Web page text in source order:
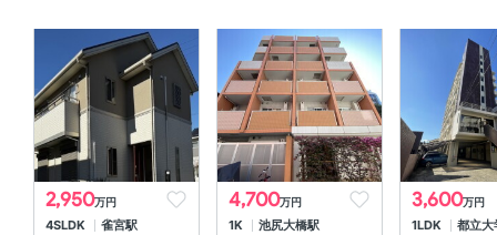
敷地内駐車場
駐輪場 有り 詳細要確認
バイク置場 有り
分譲会社
施工会社
2,950万円
4SLDK 雀宮駅
4,700万円
1K 池尻大橋駅
3,600万円
1LDK 都立大